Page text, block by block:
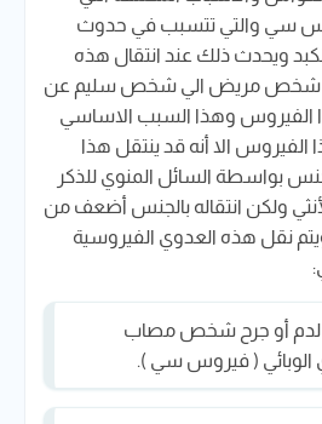
سي والتي تتسبب في حدوث
ويحدث ذلك عند انتقال هذه
شخص مريض الي شخص سليم عن
الفيروس وهذا السبب الاساسي
الفيروس الا أنه قد ينتقل هذا
بواسطة السائل المنوي للذكر
ولكن انتقاله بالجنس أضعف من
نقل هذه العدوي الفيروسية
لدم أو جرح شخص مصاب
الوبائي ( فيروس سي ).